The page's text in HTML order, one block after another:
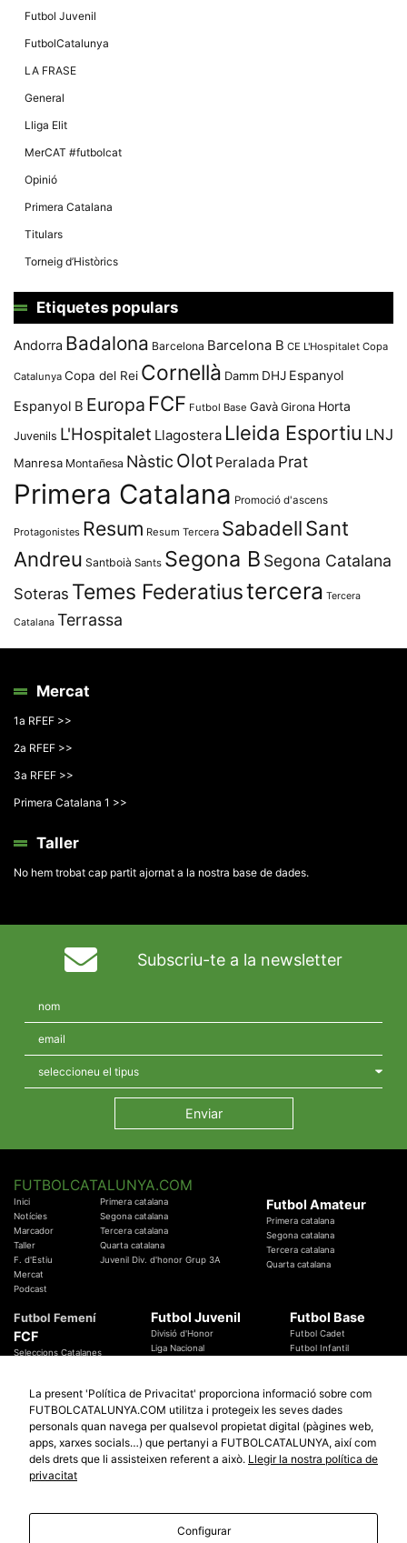
Futbol Juvenil
FutbolCatalunya
LA FRASE
General
Lliga Elit
MerCAT #futbolcat
Opinió
Primera Catalana
Titulars
Torneig d’Històrics
Etiquetes populars
Andorra Badalona Barcelona Barcelona B CE L'Hospitalet Copa
Catalunya Copa del Rei Cornellà Damm DHJ Espanyol
Espanyol B Europa FCF Futbol Base Gavà Girona Horta
Juvenils L'Hospitalet Llagostera Lleida Esportiu LNJ
Manresa Montañesa Nàstic Olot Peralada Prat
Primera Catalana Promoció d'ascens
Protagonistes Resum Resum Tercera SabadellSant
Andreu Santboià Sants Segona B Segona Catalana
Soteras Temes Federatiustercera Tercera
Catalana Terrassa
Mercat
1a RFEF >>
2a RFEF >>
3a RFEF >>
Primera Catalana 1 >>
Taller
No hem trobat cap partit ajornat a la nostra base de dades.
Subscriu-te a la newsletter
FUTBOLCATALUNYA.COM
Inici
Notícies
Marcador
Taller
F. d'Estiu
Mercat
Podcast
Primera catalana
Segona catalana
Tercera catalana
Quarta catalana
Juvenil Div. d'honor Grup 3A
Futbol Amateur
Primera catalana
Segona catalana
Tercera catalana
Quarta catalana
Futbol Femení
FCF
Seleccions Catalanes
Temes Federatius
Futbol Juvenil
Divisió d'Honor
Liga Nacional
Futbol Base
Futbol Cadet
Futbol Infantil
Futbol Catalunya
Promocions
Sortejos
Participació
Especials
Copa Catalunya Absoluta 2019
Copa del Rei 2019 - 2020
La present 'Política de Privacitat' proporciona informació sobre com
FUTBOLCATALUNYA.COM utilitza i protegeix les seves dades
personals quan navega per qualsevol propietat digital (pàgines web,
apps, xarxes socials…) que pertanyi a FUTBOLCATALUNYA, així com
dels drets que li assisteixen referent a això. Llegir la nostra política de
privacitat
Configurar